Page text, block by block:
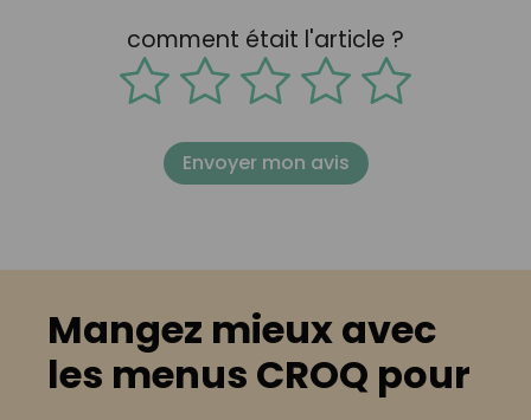
comment était l'article ?
Envoyer mon avis
Mangez mieux avec
les menus CROQ pour